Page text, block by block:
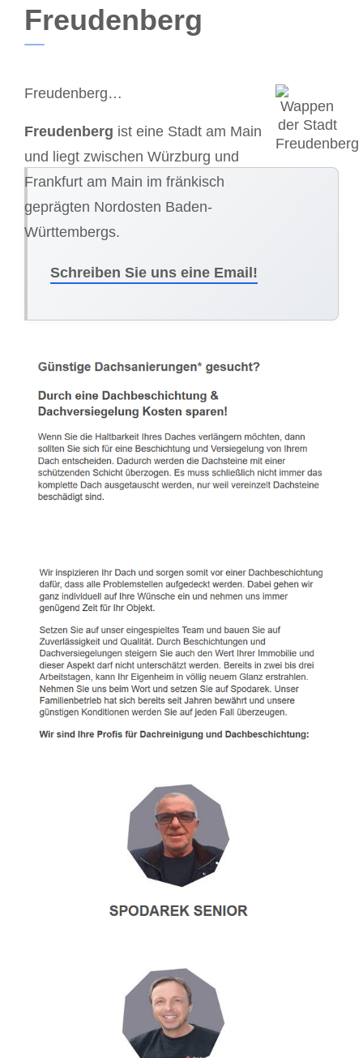
Freudenberg
Freudenberg…
Freudenberg ist eine Stadt am Main
und liegt zwischen Würzburg und
Frankfurt am Main im fränkisch
geprägten Nordosten Baden-
Württembergs.
Schreiben Sie uns eine Email!